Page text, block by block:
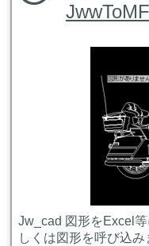
Jw_cad 図形をExcel
しくは図形を呼び込